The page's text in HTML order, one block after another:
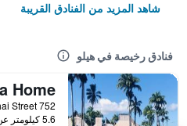
شاهد المزيد من الفنادق القريبة
فنادق رخيصة في هيلو
5.6 كيلومتر عن وسط المدينة